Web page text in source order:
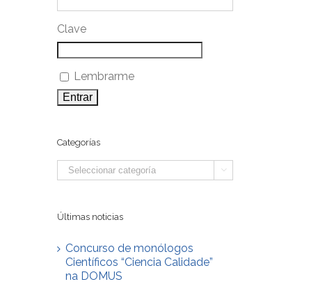
Clave
Lembrarme
Categorías
Categorías 
Últimas noticias
Concurso de monólogos
Científicos “Ciencia Calidade”
na DOMUS